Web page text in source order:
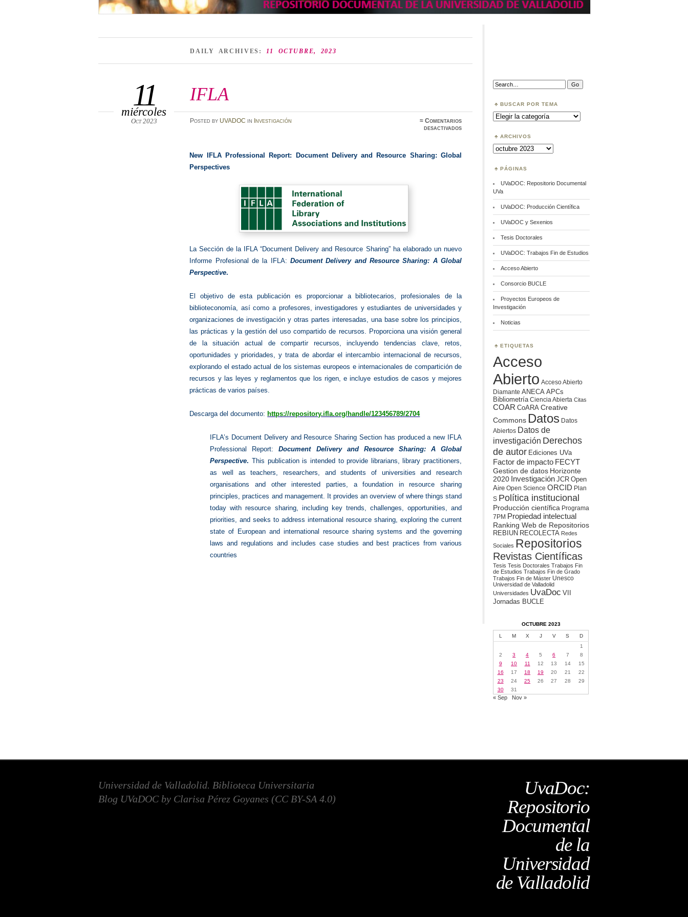
DAILY ARCHIVES:11 OCTUBRE, 2023
IFLA
11
miércoles
Oct 2023 Posted by UVADOC in Investigación ≈Comentarios
desactivadosen
New IFLA Professional Report: Document Delivery and Resource Sharing: Global
Perspectives
La Sección de la IFLA “Document Delivery and Resource Sharing” ha elaborado un nuevo
Informe Profesional de la IFLA:Document Delivery and Resource Sharing: A Global
Perspective.
El objetivo de esta publicación es proporcionar a bibliotecarios, profesionales de la
biblioteconomía, así como a profesores, investigadores y estudiantes de universidades y
organizaciones de investigación y otras partes interesadas, una base sobre los principios,
las prácticas y la gestión del uso compartido de recursos. Proporciona una visión general
de la situación actual de compartir recursos, incluyendo tendencias clave, retos,
oportunidades y prioridades, y trata de abordar el intercambio internacional de recursos,
explorando el estado actual de los sistemas europeos e internacionales de compartición de
recursos y las leyes y reglamentos que los rigen, e incluye estudios de casos y mejores
prácticas de varios países.
Descarga del documento: https://repository.ifla.org/handle/123456789/2704
IFLA’s Document Delivery and Resource Sharing Section has produced a new IFLA
Professional Report:Document Delivery and Resource Sharing: A Global
Perspective. This publication is intended to provide librarians, library practitioners,
as well as teachers, researchers, and students of universities and research
organisations and other interested parties, a foundation in resource sharing
principles, practices and management. It provides an overview of where things stand
today with resource sharing, including key trends, challenges, opportunities, and
priorities, and seeks to address international resource sharing, exploring the current
state of European and international resource sharing systems and the governing
laws and regulations and includes case studies and best practices from various
countries
Search:
BUSCAR POR TEMA
Buscar
por
ARCHIVOS
Archivos
PÁGINAS
UVaDOC: Repositorio Documental
UVa
UVaDOC: Producción Científica
UVaDOC y Sexenios
Tesis Doctorales
UVaDOC: Trabajos Fin de Estudios
Acceso Abierto
Consorcio BUCLE
Proyectos Europeos de
Investigación
Noticias
ETIQUETAS
Acceso
Abierto Acceso Abierto
Diamante ANECA APCs
Bibliometría Ciencia Abierta Citas
COAR CoARA Creative
Commons Datos Datos
Abiertos Datos de
investigación Derechos
de autor Ediciones UVa
Factor de impacto FECYT
Gestion de datos Horizonte
2020 Investigación JCR Open
Aire Open Science ORCID Plan
S Política institucional
Producción científica Programa
7PM Propiedad intelectual
Ranking Web de Repositorios
REBIUN RECOLECTA Redes
Sociales Repositorios
Revistas Científicas
Tesis Tesis Doctorales Trabajos Fin
de Estudios Trabajos Fin de Grado
Trabajos Fin de Máster Unesco
Universidad de Valladolid
Universidades UvaDoc VII
Jornadas BUCLE
OCTUBRE 2023
L M X J V S
D
1
2
3 4 5 6 7
8
9
10 11 12 13 14
15
16
17 18 19 20 21
22
23
24 25 26 27 28
29
30
31
« Sep Nov »
UvaDoc:
Repositorio
Documental
de la
Universidad
de Valladolid
Universidad de Valladolid. Biblioteca Universitaria
Blog UVaDOC by Clarisa Pérez Goyanes (CC BY-SA 4.0)